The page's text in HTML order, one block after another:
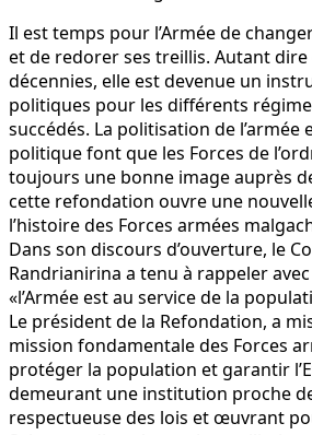
Il est temps pour l’Armée de
et de redorer ses treillis. Autant dire
décennies, elle est devenue un
politiques pour les différents
succédés. La politisation de
politique font que les Forces de
toujours une bonne image auprès
cette refondation ouvre une
l’histoire des Forces armées
Dans son discours d’ouverture, le
Randrianirina a tenu à rappeler
«l’Armée est au service de la
Le président de la Re­fondation, a
mission fondamentale des Forces
protéger la population et garantir
demeurant une institution proche
respectueuse des lois et œuvrant